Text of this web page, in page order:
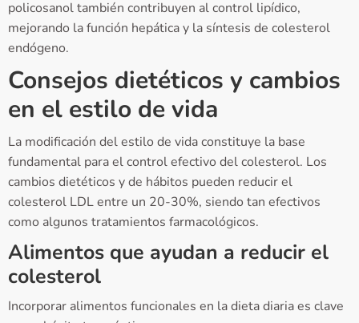
policosanol también contribuyen al control lipídico,
mejorando la función hepática y la síntesis de colesterol
endógeno.
Consejos dietéticos y cambios
en el estilo de vida
La modificación del estilo de vida constituye la base
fundamental para el control efectivo del colesterol. Los
cambios dietéticos y de hábitos pueden reducir el
colesterol LDL entre un 20-30%, siendo tan efectivos
como algunos tratamientos farmacológicos.
Alimentos que ayudan a reducir el
colesterol
Incorporar alimentos funcionales en la dieta diaria es clave